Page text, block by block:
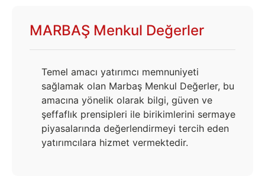
MARBAŞ Menkul Değerler
Temel amacı yatırımcı memnuniyeti
sağlamak olan Marbaş Menkul Değerler, bu
amacına yönelik olarak bilgi, güven ve
şeffaflık prensipleri ile birikimlerini sermaye
piyasalarında değerlendirmeyi tercih eden
yatırımcılara hizmet vermektedir.